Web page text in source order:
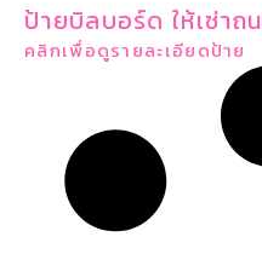
ป้ายบิลบอร์ด ให้เช่าถ
คลิกเพื่อดูรายละเอียดป้าย